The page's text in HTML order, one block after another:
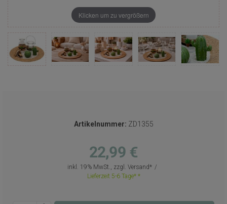
Klicken um zu vergrößern
Artikelnummer: ZD1355
22,99 €
inkl. 19% MwSt., zzgl. Versand
Lieferzeit 5-6 Tage*